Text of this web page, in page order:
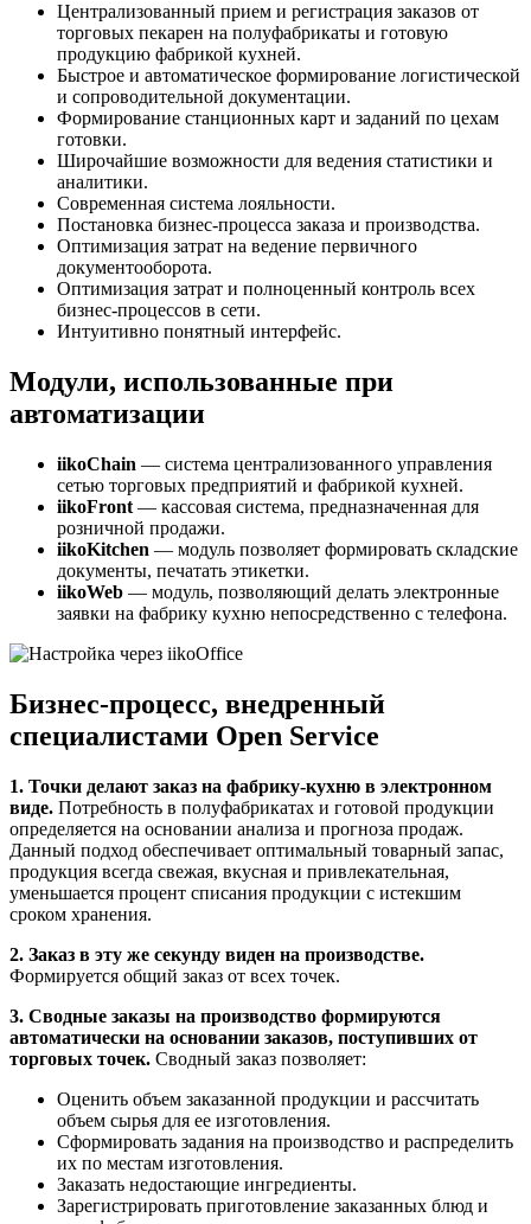
Централизованный прием и регистрация заказов от
торговых пекарен на полуфабрикаты и готовую
продукцию фабрикой кухней.
Быстрое и автоматическое формирование логистической
и сопроводительной документации.
Формирование станционных карт и заданий по цехам
готовки.
Широчайшие возможности для ведения статистики и
аналитики.
Современная система лояльности.
Постановка бизнес-процесса заказа и производства.
Оптимизация затрат на ведение первичного
документооборота.
Оптимизация затрат и полноценный контроль всех
бизнес-процессов в сети.
Интуитивно понятный интерфейс.
Модули, использованные при
автоматизации
iikoChain — система централизованного управления
сетью торговых предприятий и фабрикой кухней.
iikoFront — кассовая система, предназначенная для
розничной продажи.
iikoKitchen — модуль позволяет формировать складские
документы, печатать этикетки.
iikoWeb — модуль, позволяющий делать электронные
заявки на фабрику кухню непосредственно с телефона.
Бизнес-процесс, внедренный
специалистами Open Service
1. Точки делают заказ на фабрику-кухню в электронном
виде. Потребность в полуфабрикатах и готовой продукции
определяется на основании анализа и прогноза продаж.
Данный подход обеспечивает оптимальный товарный запас,
продукция всегда свежая, вкусная и привлекательная,
уменьшается процент списания продукции с истекшим
сроком хранения.
2. Заказ в эту же секунду виден на производстве.
Формируется общий заказ от всех точек.
3. Сводные заказы на производство формируются
автоматически на основании заказов, поступивших от
торговых точек. Сводный заказ позволяет:
Оценить объем заказанной продукции и рассчитать
объем сырья для ее изготовления.
Сформировать задания на производство и распределить
их по местам изготовления.
Заказать недостающие ингредиенты.
Зарегистрировать приготовление заказанных блюд и